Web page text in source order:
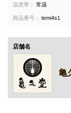
温度帯： 常温
商品番号： temi4s1
店舗名
亀